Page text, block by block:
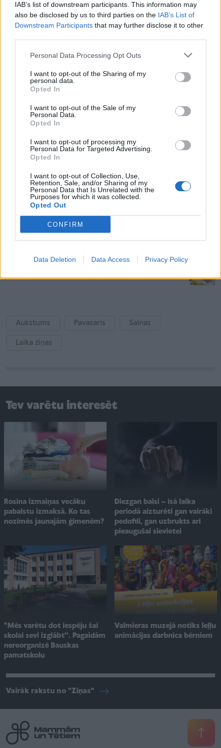
IAB’s list of downstream participants. This information may
also be disclosed by us to third parties on the IAB’s List of
Downstream Participants that may further disclose it to other
Personal Data Processing Opt Outs
I want to opt-out of the Sharing of my
personal data.
Opted In
I want to opt-out of the Sale of my
Personal Data.
Opted In
I want to opt-out of processing my
Personal Data for Targeted Advertising.
Opted In
I want to opt-out of Collection, Use,
Retention, Sale, and/or Sharing of my
Personal Data that Is Unrelated with the
Purposes for which it was collected.
Opted Out
CONFIRM
Data Deletion Data Access Privacy Policy
Maksimālā gaisa temperatūra brīvdienās būs +6..+14
grādi, sestdien temperatūra nepārsniegs +3..+8
nakts uz piektdienu gaidāma par trim grādiem
dzestrāka.
Nākamnedēļ bieži pūtīs brāzmains ziemeļu vējš, daļu
valsts var pārklāt īslaicīga sniega sega. Maksimālā
gaisa temperatūra galvenokārt būs +2..+7 grādi,
naktīs sals vietām pārsniegs piecus grādus. Vēja dēļ
laiks šķitīs aukstāks.
Saistītie raksti
Kur saņemt medicīnisko palīdzību Lieldienu
brīvdienās?
PVD ieteikumi – iegādājies pārtiku Lieldienu
Aukstums Pavasaris Salnas
Laika ziņas
Tev varētu interesēt
Rosina izmaiņas vecāku
pabalstu izmaksā. Ko tas
nozīmēs jaunajām ģimenēm?
Diezgan baisi – īsā laika
periodā aizturēti gan vairāki
pedofili, gan uzbrukts arī
pieaugušai sievietei
"Mēs varētu dot iespēju šai
skolai sevi izglābt''. Pagaidām
nereorganizē Bauskas
pamatskolu
Valmieras muzejā notiks leļļu
animācijas darbnīca bērniem
Vairāk rakstu no "Ziņas"